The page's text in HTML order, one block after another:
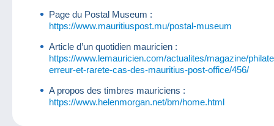
Page du Postal Museum :
https://www.mauritiuspost.mu/postal-museum
Article d’un quotidien mauricien :
https://www.lemauricien.com/actualites/magazine/
erreur-et-rarete-cas-des-mauritius-post-office/456/
A propos des timbres mauriciens :
https://www.helenmorgan.net/bm/home.html